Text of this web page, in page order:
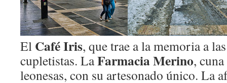
El Café Iris, que trae a la memoria a
cupletistas. LaFarmacia Merino,
leonesas, con su artesonado único. La